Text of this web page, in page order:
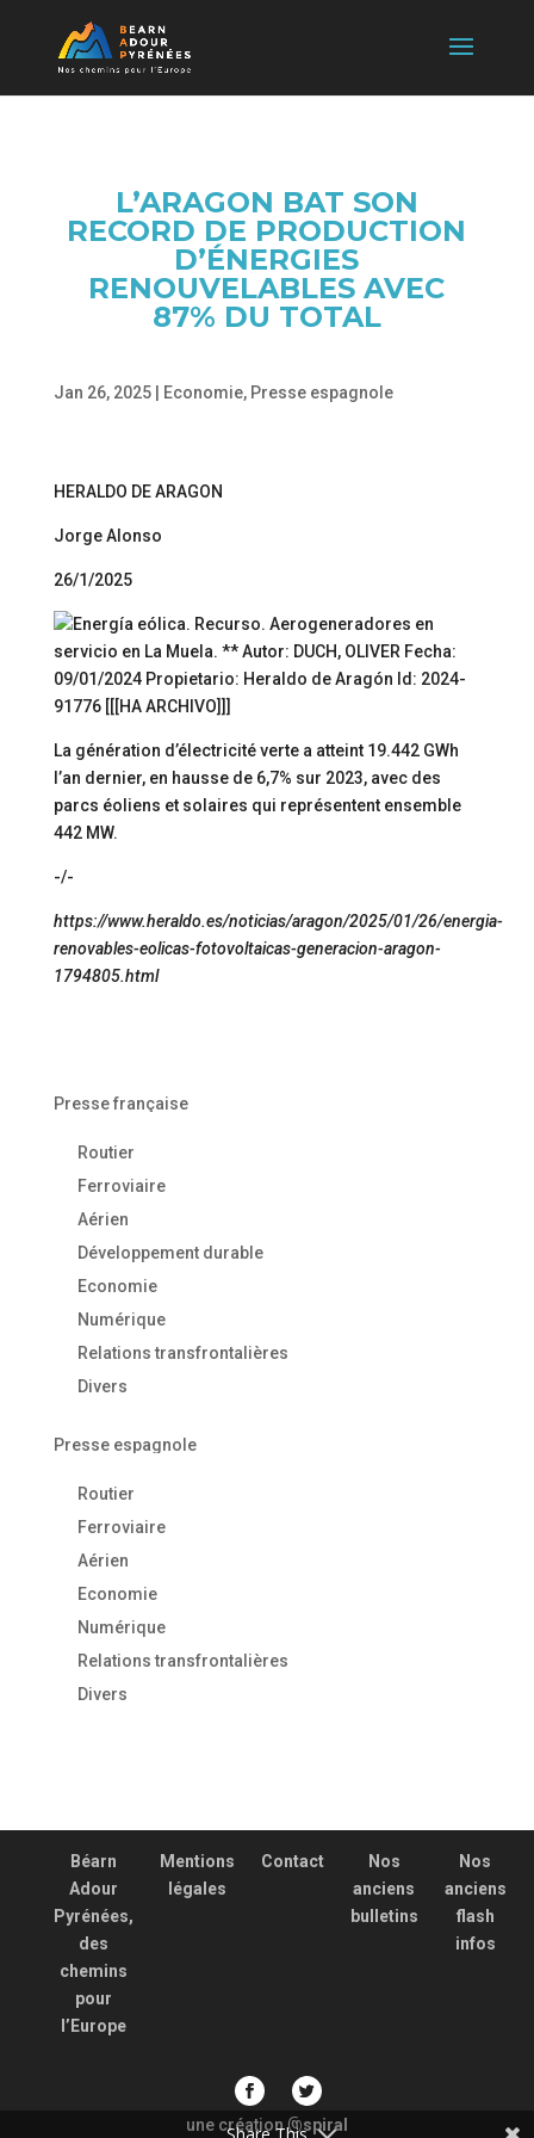
L’ARAGON BAT SON
RECORD DE PRODUCTION
D’ÉNERGIES
RENOUVELABLES AVEC
87% DU TOTAL
Jan 26, 2025| Economie, Presse espagnole
HERALDO DE ARAGON
Jorge Alonso
26/1/2025
La génération d’électricité verte a atteint 19.442 GWh
l’an dernier, en hausse de 6,7% sur 2023, avec des
parcs éoliens et solaires qui représentent ensemble
442 MW.
-/-
https://www.heraldo.es/noticias/aragon/2025/01/26/energia-
renovables-eolicas-fotovoltaicas-generacion-aragon-
1794805.html
Presse française
Routier
Ferroviaire
Aérien
Développement durable
Economie
Numérique
Relations transfrontalières
Divers
Presse espagnole
Routier
Ferroviaire
Aérien
Economie
Numérique
Relations transfrontalières
Divers
Béarn
Adour
Pyrénées,
des
chemins
pour
l’Europe
Mentions
légales
Contact
Nos
anciens
bulletins
Nos
anciens
flash
infos
une création@spiral